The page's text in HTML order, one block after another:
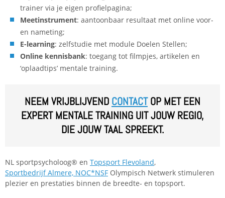
trainer via je eigen profielpagina;
Meetinstrument: aantoonbaar resultaat met online voor-
en nameting;
E-learning: zelfstudie met module Doelen Stellen;
Online kennisbank: toegang tot filmpjes, artikelen en
‘oplaadtips’ mentale training.
NEEM VRIJBLIJVEND CONTACTOP MET EEN
EXPERT MENTALE TRAINING UIT JOUW REGIO,
DIE JOUW TAAL SPREEKT.
NL sportpsycholoog® en Topsport Flevoland,
Sportbedrijf Almere, NOC*NSF Olympisch Netwerk stimuleren
plezier en prestaties binnen de breedte- en topsport.